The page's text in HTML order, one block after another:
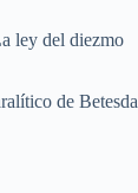
ley del diezmo
de Betesda